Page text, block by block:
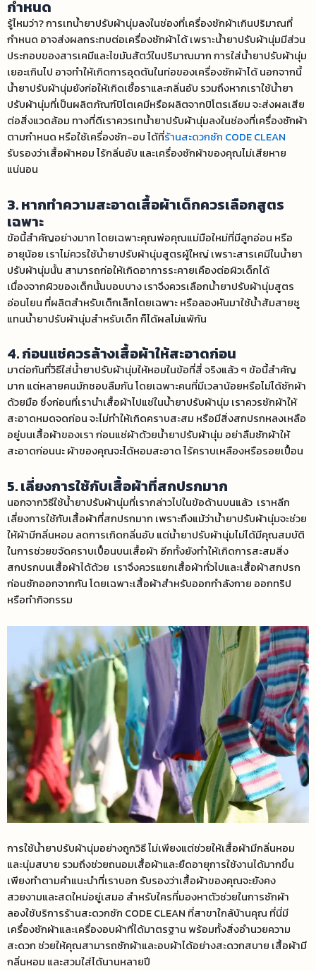
กำหนด
รู้ไหมว่า? การเทน้ำยาปรับผ้านุ่มลงในช่องที่เครื่องซักผ้าเกินปริมาณที่
กำหนด อาจส่งผลกระทบต่อเครื่องซักผ้าได้ เพราะน้ำยาปรับผ้านุ่มมีส่วน
ประกอบของสารเคมีและไขมันสัตว์ในปริมาณมาก การใส่น้ำยาปรับผ้านุ่ม
เยอะเกินไป อาจทำให้เกิดการอุดตันในท่อของเครื่องซักผ้าได้ นอกจากนี้
น้ำยาปรับผ้านุ่มยังก่อให้เกิดเชื้อราและกลิ่นอับ รวมถึงหากเราใช้น้ำยา
ปรับผ้านุ่มที่เป็นผลิตภัณฑ์ปิโตเคมีหรือผลิตจากปิโตรเลียม จะส่งผลเสีย
ต่อสิ่งแวดล้อม ทางที่ดีเราควรเทน้ำยาปรับผ้านุ่มลงในช่องที่เครื่องซักผ้า
ตามกำหนด หรือใช้เครื่องซัก-อบ ได้ที่ร้านสะดวกซัก CODE CLEAN
รับรองว่าเสื้อผ้าหอม ไร้กลิ่นอับ และเครื่องซักผ้าของคุณไม่เสียหาย
แน่นอน
3. หากทำความสะอาดเสื้อผ้าเด็กควรเลือกสูตร
เฉพาะ
ข้อนี้สำคัญอย่างมาก โดยเฉพาะคุณพ่อคุณแม่มือใหม่ที่มีลูกอ่อน หรือ
อายุน้อย เราไม่ควรใช้น้ำยาปรับผ้านุ่มสูตรผู้ใหญ่ เพราะสารเคมีในน้ำยา
ปรับผ้านุ่มนั้น สามารถก่อให้เกิดอาการระคายเคืองต่อผิวเด็กได้
เนื่องจากผิวของเด็กนั้นบอบบาง เราจึงควรเลือกน้ำยาปรับผ้านุ่มสูตร
อ่อนโยน ที่ผลิตสำหรับเด็กเล็กโดยเฉพาะ หรือลองหันมาใช้น้ำส้มสายชู
แทนน้ำยาปรับผ้านุ่มสำหรับเด็ก ก็ได้ผลไม่แพ้กัน
4. ก่อนแช่ควรล้างเสื้อผ้าให้สะอาดก่อน
มาต่อกันที่วิธีใส่น้ํายาปรับผ้านุ่มให้หอมในข้อที่สี่ จริงแล้ว ๆ ข้อนี้สำคัญ
มาก แต่หลายคนมักชอบลืมกัน โดยเฉพาะคนที่มีเวลาน้อยหรือไม่ได้ซักผ้า
ด้วยมือ ซึ่งก่อนที่เรานำเสื้อผ้าไปแช่ในน้ำยาปรับผ้านุ่ม เราควรซักผ้าให้
สะอาดหมดจดก่อน จะไม่ทำให้เกิดคราบสะสม หรือมีสิ่งสกปรกหลงเหลือ
อยู่บนเสื้อผ้าของเรา ก่อนแช่ผ้าด้วยน้ำยาปรับผ้านุ่ม อย่าลืมซักผ้าให้
สะอาดก่อนนะ ผ้าของคุณจะได้หอมสะอาด ไร้คราบเหลืองหรือรอยเปื้อน
5. เลี่ยงการใช้กับเสื้อผ้าที่สกปรกมาก
นอกจากวิธีใช้น้ํายาปรับผ้านุ่มที่เรากล่าวไปในข้อด้านบนแล้ว เราหลีก
เลี่ยงการใช้กับเสื้อผ้าที่สกปรกมาก เพราะถึงแม้ว่าน้ำยาปรับผ้านุ่มจะช่วย
ให้ผ้ามีกลิ่นหอม ลดการเกิดกลิ่นอับ แต่น้ำยาปรับผ้านุ่มไม่ได้มีคุณสมบัติ
ในการช่วยขจัดคราบเปื้อนบนเสื้อผ้า อีกทั้งยังทำให้เกิดการสะสมสิ่ง
สกปรกบนเสื้อผ้าได้ด้วย เราจึงควรแยกเสื้อผ้าทั่วไปและเสื้อผ้าสกปรก
ก่อนซักออกจากกัน โดยเฉพาะเสื้อผ้าสำหรับออกกำลังกาย ออกทริป
หรือทำกิจกรรม
การใช้น้ำยาปรับผ้านุ่มอย่างถูกวิธี ไม่เพียงแต่ช่วยให้เสื้อผ้ามีกลิ่นหอม
และนุ่มสบาย รวมถึงช่วยถนอมเสื้อผ้าและยืดอายุการใช้งานได้มากขึ้น
เพียงทำตามคำแนะนำที่เราบอก รับรองว่าเสื้อผ้าของคุณจะยังคง
สวยงามและสดใหม่อยู่เสมอ สำหรับใครที่มองหาตัวช่วยในการซักผ้า
ลองใช้บริการร้านสะดวกซัก CODE CLEAN ที่สาขาใกล้บ้านคุณ ที่นี่มี
เครื่องซักผ้าและเครื่องอบผ้าที่ได้มาตรฐาน พร้อมทั้งสิ่งอำนวยความ
สะดวก ช่วยให้คุณสามารถซักผ้าและอบผ้าได้อย่างสะดวกสบาย เสื้อผ้ามี
กลิ่นหอม และสวมใส่ได้นานหลายปี